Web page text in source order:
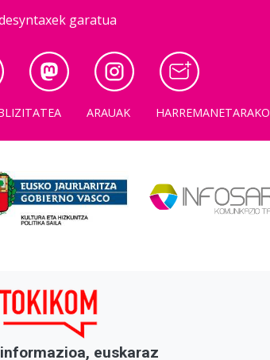
garatua
ARAUAK HARREMANETARAKO
euskaraz